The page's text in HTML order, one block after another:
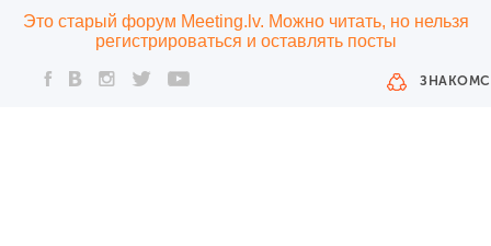
Это старый форум Meeting.lv. Можно читать, но нельзя
регистрироваться и оставлять посты